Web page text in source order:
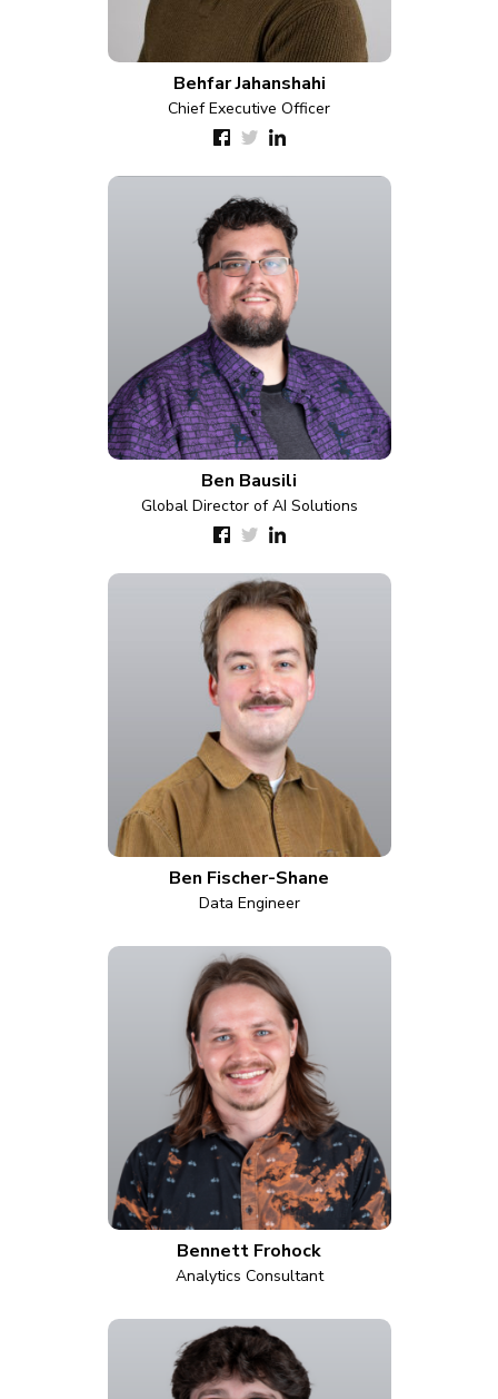
Behfar Jahanshahi
Chief Executive Officer
Ben Bausili
Global Director of AI Solutions
Ben Fischer-Shane
Data Engineer
Bennett Frohock
Analytics Consultant